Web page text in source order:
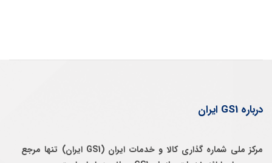
درباره GS1 ایران
مرکز ملی شماره گذاری کالا و خدمات ایران (GS1 ایران) تنها مرجع